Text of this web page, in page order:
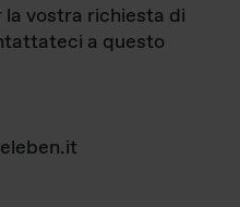
vostra richiesta di
a questo